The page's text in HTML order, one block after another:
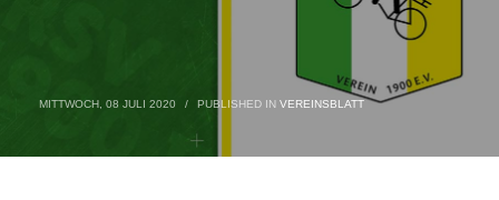
MITTWOCH, 08 JULI 2020 / PUBLISHED IN VEREINSBLATT